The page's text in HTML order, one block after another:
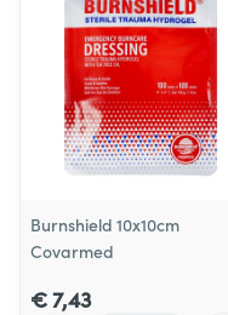
Burnshield 10x10cm
Covarmed
€ 7,43